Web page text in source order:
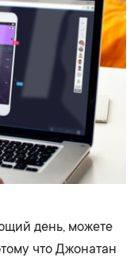
день, можете
что Джонатан